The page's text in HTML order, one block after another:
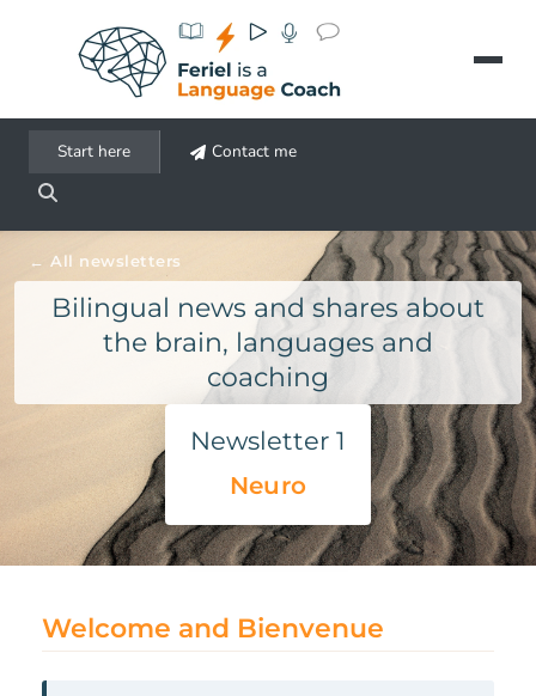
Start here Contact me
All newsletters
Bilingual news and shares about
the brain, languages and
coaching
Newsletter 1
Neuro
Welcome and Bienvenue